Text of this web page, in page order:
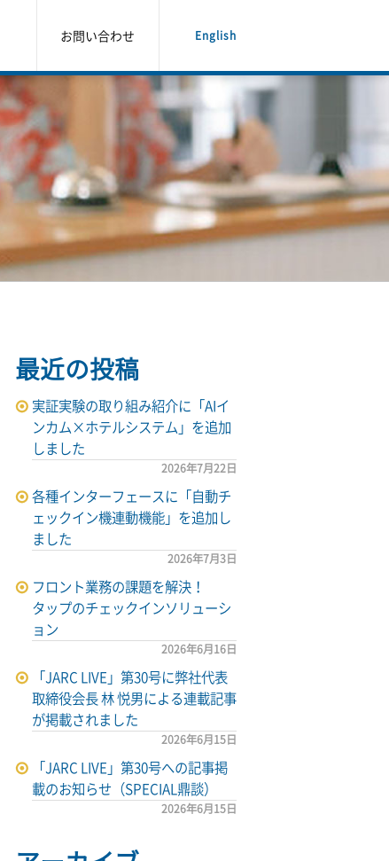
お問い合わせ English
最近の投稿
実証実験の取り組み紹介に「AIイ
ンカム×ホテルシステム」を追加
しました
2026年7月22日
各種インターフェースに「自動チ
ェックイン機連動機能」を追加し
ました
2026年7月3日
フロント業務の課題を解決！
タップのチェックインソリューシ
ョン
2026年6月16日
「JARC LIVE」第30号に弊社代表
取締役会長 林 悦男による連載記事
が掲載されました
2026年6月15日
「JARC LIVE」第30号への記事掲
載のお知らせ（SPECIAL鼎談）
2026年6月15日